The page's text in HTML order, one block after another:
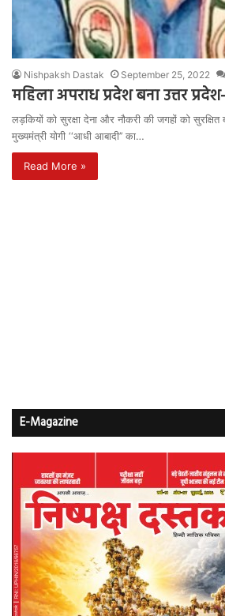
Nishpaksh Dastak September 25, 2022
महिला अपराध प्रदेश बना उत्तर
लड़कियों को सुरक्षा देना और नौकरी की जगहों को सुरक्षित
मुख्यमंत्री योगी ‘‘आधी आबादी’’ का…
Read More »
E-Magazine